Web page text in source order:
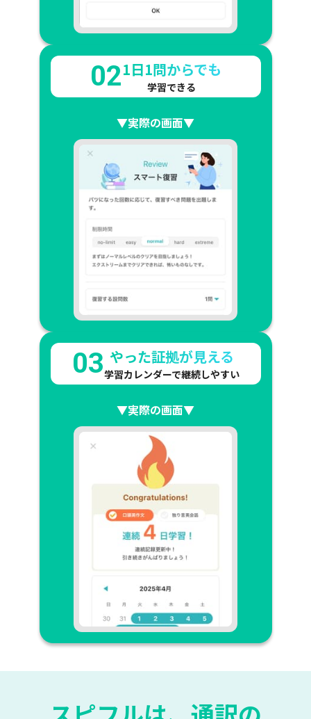
021日1問からでも
学習できる
▼実際の画面▼
03 やった証拠が見える
学習カレンダーで継続しやすい
▼実際の画面▼